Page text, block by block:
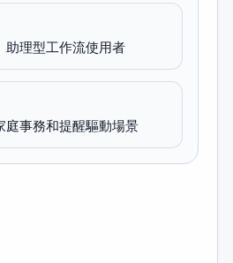
助理型工作流使用者
庭事務和提醒驅動場景